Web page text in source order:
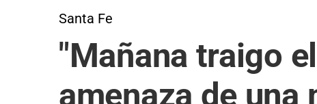
Santa Fe
"Mañana traigo
amenaza de